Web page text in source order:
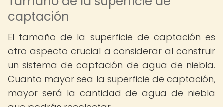
captación
El tamaño de la superficie de captación es
otro aspecto crucial a considerar al construir
un sistema de captación de agua de niebla.
Cuanto mayor sea la superficie de captación,
mayor será la cantidad de agua de niebla